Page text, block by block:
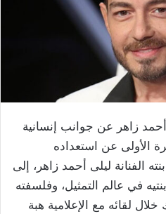
زاهر عن جوانب إنسانية
الأولى عن استعداده
الفنانة ليلى أحمد زاهر، إلى
في عالم التمثيل، وفلسفته
خلال لقائه مع الإعلامية هبة